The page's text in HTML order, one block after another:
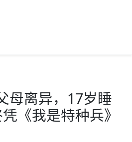
母离异，17岁睡
《我是特种兵》